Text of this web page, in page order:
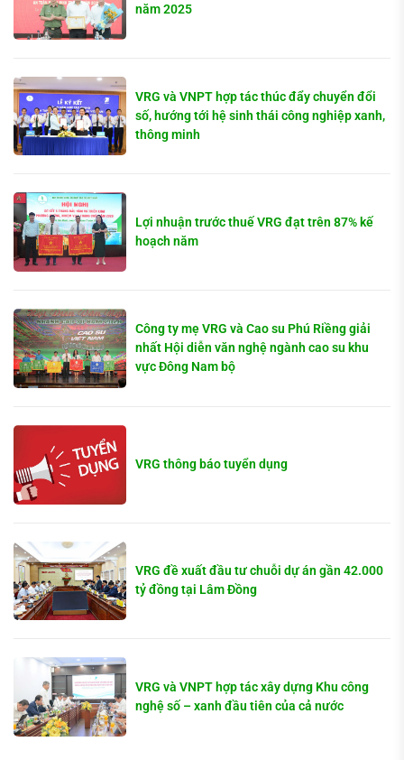
năm 2025
VRG và VNPT hợp tác thúc đẩy chuyển đổi
số, hướng tới hệ sinh thái công nghiệp xanh,
thông minh
Lợi nhuận trước thuế VRG đạt trên 87% kế
hoạch năm
Công ty mẹ VRG và Cao su Phú Riềng giải
nhất Hội diễn văn nghệ ngành cao su khu
vực Đông Nam bộ
VRG thông báo tuyển dụng
VRG đề xuất đầu tư chuỗi dự án gần 42.000
tỷ đồng tại Lâm Đồng
VRG và VNPT hợp tác xây dựng Khu công
nghệ số – xanh đầu tiên của cả nước